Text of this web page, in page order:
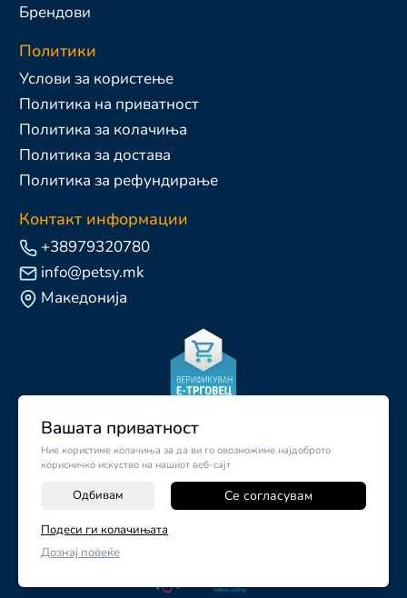
Вашата приватност
Ние користиме колачиња за да ви го овозможиме најдоброто
корисничко искуство на нашиот веб-сајт
Одбивам Се согласувам
Подеси ги колачињата
Дознај повеќе
+
Брендови
Политики
Услови за користење
Политика на приватност
Политика за колачиња
Политика за достава
Политика за рефундирање
Контакт информации
+38979320780
info@petsy.mk
Македонија
©2026
Поставки за колачиња